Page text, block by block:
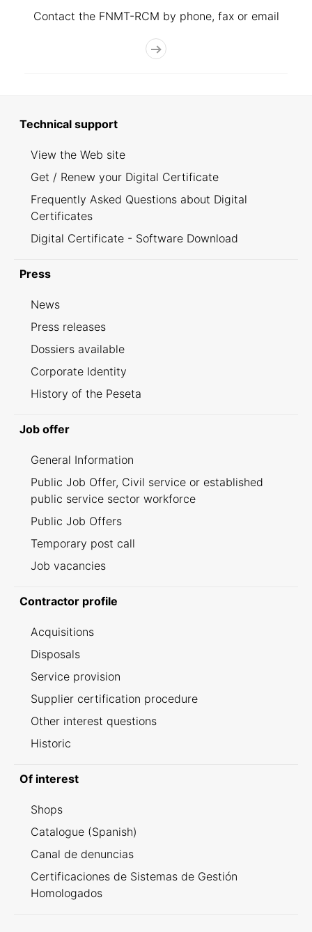
Contact the FNMT-RCM by phone, fax or email
Technical support
View the Web site
Get / Renew your Digital Certificate
Frequently Asked Questions about Digital
Certificates
Digital Certificate - Software Download
Press
News
Press releases
Dossiers available
Corporate Identity
History of the Peseta
Job offer
General Information
Public Job Offer, Civil service or established
public service sector workforce
Public Job Offers
Temporary post call
Job vacancies
Contractor profile
Acquisitions
Disposals
Service provision
Supplier certification procedure
Other interest questions
Historic
Of interest
Shops
Catalogue (Spanish)
Canal de denuncias
Certificaciones de Sistemas de Gestión
Homologados